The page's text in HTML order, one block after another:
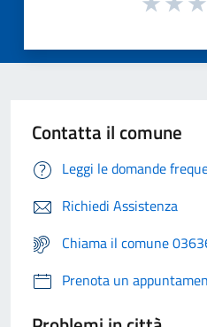
Contatta il comune
Leggi le domande
Richiedi Assistenza
Chiama il comune
Prenota un